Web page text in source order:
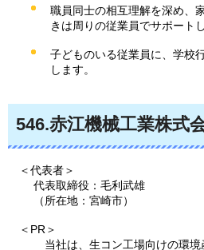
職員同士の相互理解を深め、
きは周りの従業員でサポート
子どものいる従業員に、学校
します。
546.赤江機械工業株式
＜代表者＞
代表取締役：毛利武雄
（所在地：宮崎市）
＜PR＞
当社は、生コン工場向けの環